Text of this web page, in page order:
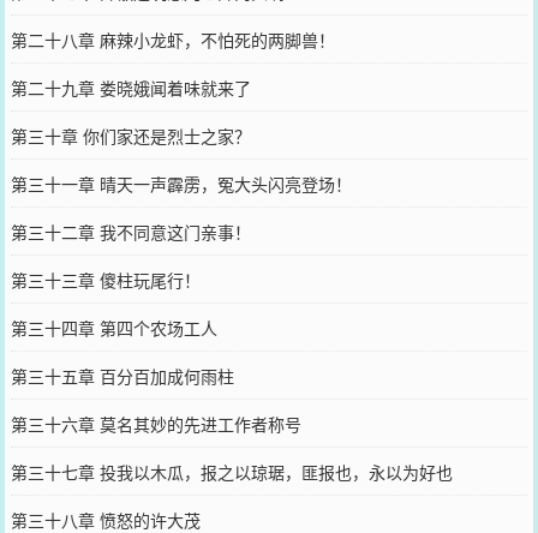
第二十八章 麻辣小龙虾，不怕死的两脚兽！
第二十九章 娄晓娥闻着味就来了
第三十章 你们家还是烈士之家？
第三十一章 晴天一声霹雳，冤大头闪亮登场！
第三十二章 我不同意这门亲事！
第三十三章 傻柱玩尾行！
第三十四章 第四个农场工人
第三十五章 百分百加成何雨柱
第三十六章 莫名其妙的先进工作者称号
第三十七章 投我以木瓜，报之以琼琚，匪报也，永以为好也
第三十八章 愤怒的许大茂